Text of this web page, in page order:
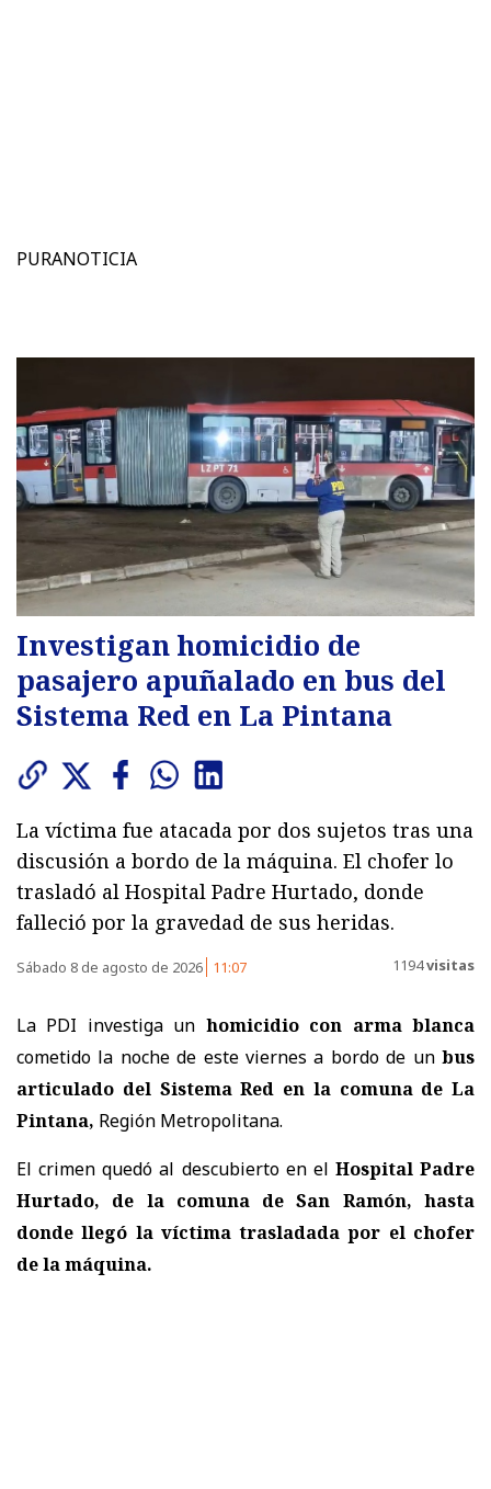
PURANOTICIA
Investigan homicidio de
pasajero apuñalado en bus del
Sistema Red en La Pintana
La víctima fue atacada por dos sujetos tras una
discusión a bordo de la máquina. El chofer lo
trasladó al Hospital Padre Hurtado, donde
falleció por la gravedad de sus heridas.
Sábado 8 de agosto de 2026 11:07 1194visitas
La PDI investiga un homicidio con arma blanca
cometido la noche de este viernes a bordo de un bus
articulado del Sistema Red en la comuna de La
Pintana, Región Metropolitana.
El crimen quedó al descubierto en el Hospital Padre
Hurtado, de la comuna de San Ramón, hasta
donde llegó la víctima trasladada por el chofer
de la máquina.